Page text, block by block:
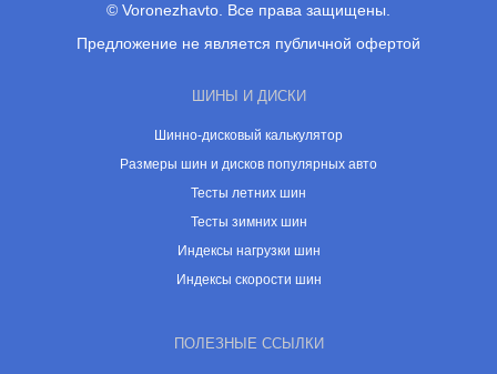
© Voronezhavto. Все права защищены.
Предложение не является публичной офертой
ШИНЫ И ДИСКИ
Шинно-дисковый калькулятор
Размеры шин и дисков популярных авто
Тесты летних шин
Тесты зимних шин
Индексы нагрузки шин
Индексы скорости шин
ПОЛЕЗНЫЕ ССЫЛКИ